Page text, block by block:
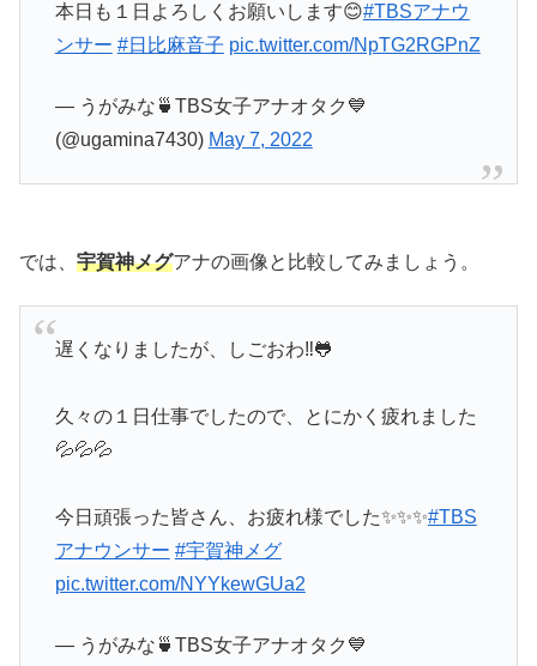
本日も１日よろしくお願いします😊#TBSアナウ
ンサー #日比麻音子 pic.twitter.com/NpTG2RGPnZ
— うがみな🍵TBS女子アナオタク💙
(@ugamina7430) May 7, 2022
では、 宇賀神メグアナの画像と比較してみましょう。
遅くなりましたが、しごおわ‼️🐸
久々の１日仕事でしたので、とにかく疲れました
💦💦💦
今日頑張った皆さん、お疲れ様でした✨✨✨#TBS
アナウンサー #宇賀神メグ
pic.twitter.com/NYYkewGUa2
— うがみな🍵TBS女子アナオタク💙